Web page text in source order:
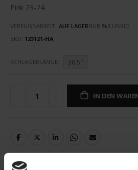
Pink 23-24
VERFÜGBARKEIT: AUF LAGERNUR %1 ÜBRIG
SKU 123121-HA
SCHLÄGERLÄNGE 36.5''
IN DEN